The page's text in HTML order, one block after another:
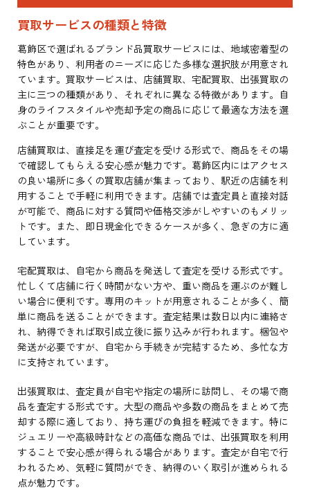
買取サービスの種類と特徴
葛飾区で選ばれるブランド品買取サービスには、地域密着型の
特色があり、利用者のニーズに応じた多様な選択肢が用意され
ています。買取サービスは、店舗買取、宅配買取、出張買取の
主に三つの種類があり、それぞれに異なる特徴があります。自
身のライフスタイルや売却予定の商品に応じて最適な方法を選
ぶことが重要です。
店舗買取は、直接足を運び査定を受ける形式で、商品をその場
で確認してもらえる安心感が魅力です。葛飾区内にはアクセス
の良い場所に多くの買取店舗が集まっており、駅近の店舗を利
用することで手軽に利用できます。店舗では査定員と直接対話
が可能で、商品に対する質問や価格交渉がしやすいのもメリッ
トです。また、即日現金化できるケースが多く、急ぎの方に適
しています。
宅配買取は、自宅から商品を発送して査定を受ける形式です。
忙しくて店舗に行く時間がない方や、重い商品を運ぶのが難し
い場合に便利です。専用のキットが用意されることが多く、簡
単に商品を送ることができます。査定結果は数日以内に連絡さ
れ、納得できれば取引成立後に振り込みが行われます。梱包や
発送が必要ですが、自宅から手続きが完結するため、多忙な方
に支持されています。
出張買取は、査定員が自宅や指定の場所に訪問し、その場で商
品を査定する形式です。大型の商品や多数の商品をまとめて売
却する際に適しており、持ち運びの負担を軽減できます。特に
ジュエリーや高級時計などの高価な商品では、出張買取を利用
することで安心感が得られる場合があります。査定が自宅で行
われるため、気軽に質問ができ、納得のいく取引が進められる
点が魅力です。